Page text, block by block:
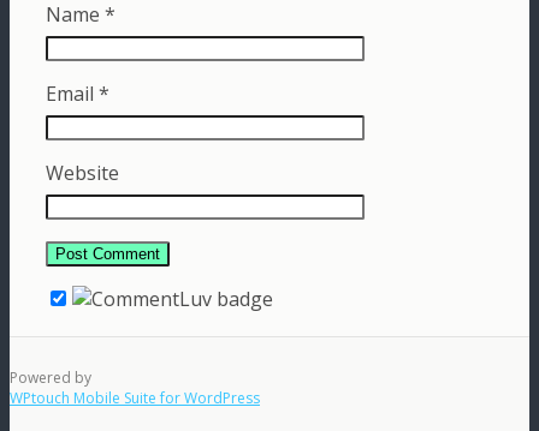
Name *
Email *
Website
Powered by
WPtouch Mobile Suite for WordPress